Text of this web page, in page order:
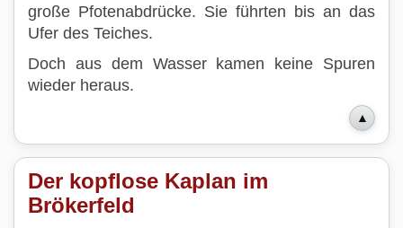
große Pfotenabdrücke. Sie führten bis an das
Ufer des Teiches.
Doch aus dem Wasser kamen keine Spuren
wieder heraus.
▲
Der kopflose Kaplan im
Brökerfeld